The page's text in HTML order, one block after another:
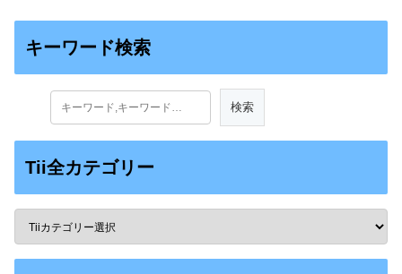
キーワード検索
Tii全カテゴリー